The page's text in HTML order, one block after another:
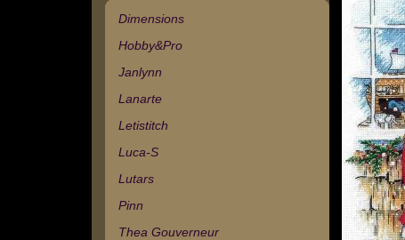
Dimensions
Hobby&Pro
Janlynn
Lanarte
Letistitch
Luca-S
Lutars
Pinn
Thea Gouverneur